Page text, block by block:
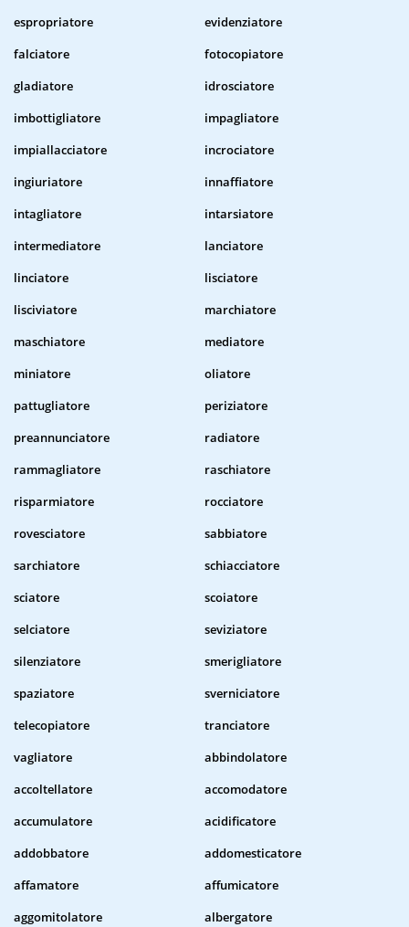
espropriatore
evidenziatore
falciatore
fotocopiatore
gladiatore
idrosciatore
imbottigliatore
impagliatore
impiallacciatore
incrociatore
ingiuriatore
innaffiatore
intagliatore
intarsiatore
intermediatore
lanciatore
linciatore
lisciatore
lisciviatore
marchiatore
maschiatore
mediatore
miniatore
oliatore
pattugliatore
periziatore
preannunciatore
radiatore
rammagliatore
raschiatore
risparmiatore
rocciatore
rovesciatore
sabbiatore
sarchiatore
schiacciatore
sciatore
scoiatore
selciatore
seviziatore
silenziatore
smerigliatore
spaziatore
sverniciatore
telecopiatore
tranciatore
vagliatore
abbindolatore
accoltellatore
accomodatore
accumulatore
acidificatore
addobbatore
addomesticatore
affamatore
affumicatore
aggomitolatore
albergatore